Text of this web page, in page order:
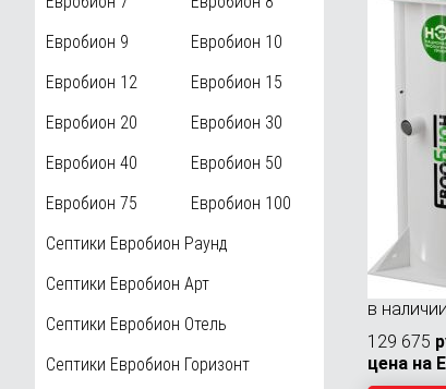
Евробион 9
Евробион 10
Евробион 12
Евробион 15
Евробион 20
Евробион 30
Евробион 40
Евробион 50
Евробион 75
Евробион 100
Септики Евробион Раунд
Септики Евробион Арт
Септики Евробион Отель
Септики Евробион Горизонт
в наличии
129 675
цена на